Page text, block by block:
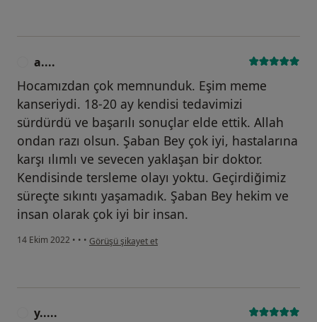
a....
Hocamızdan çok memnunduk. Eşim meme
kanseriydi. 18-20 ay kendisi tedavimizi
sürdürdü ve başarılı sonuçlar elde ettik. Allah
ondan razı olsun. Şaban Bey çok iyi, hastalarına
karşı ılımlı ve sevecen yaklaşan bir doktor.
Kendisinde tersleme olayı yoktu. Geçirdiğimiz
süreçte sıkıntı yaşamadık. Şaban Bey hekim ve
insan olarak çok iyi bir insan.
14 Ekim 2022 • • • kullanıcının görüşüne göre a....
Görüşü şikayet et
y.....